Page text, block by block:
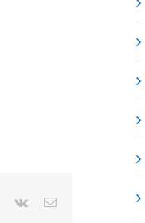
Pinterest
Vk
E-